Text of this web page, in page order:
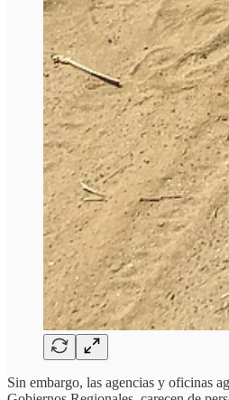
Sin embargo, las agencias y oficinas